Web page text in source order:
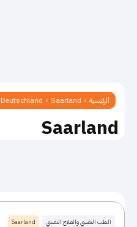
الرئيسية Deutschland Saarland
Saarland
الطب النفسي والعلاج النفسي Saarland